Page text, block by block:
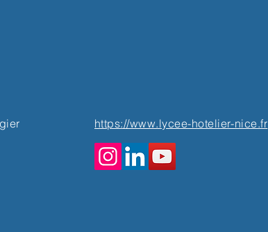
https://www.lycee-hotelier-nice.fr